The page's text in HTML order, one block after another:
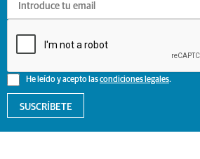
He leído y acepto lascondiciones legales.
SUSCRÍBETE